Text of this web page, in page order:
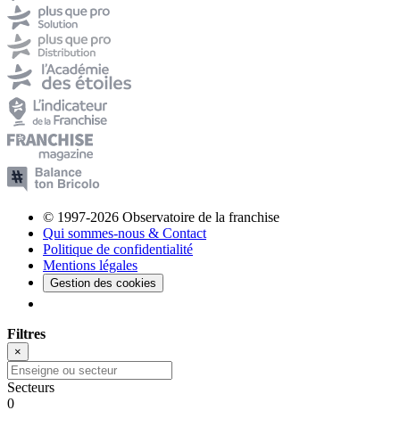
© 1997-2026 Observatoire de la franchise
Qui sommes-nous & Contact
Politique de confidentialité
Mentions légales
Gestion des cookies
Filtres
×
Secteurs
0